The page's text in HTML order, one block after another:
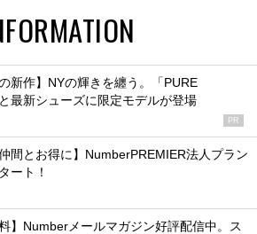
の新作】NYの輝きを纏う。「PURE
最新シューズに限定モデルが登場
PR
仲間とお得に】NumberPREMIER法人プラン
ート！
料】Numberメールマガジン好評配信中。ス